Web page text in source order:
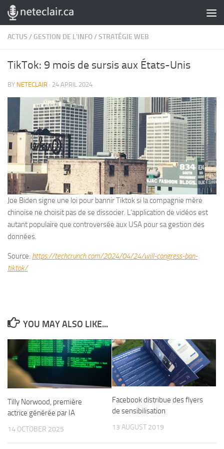
Skip to content
ACTUS / GESTION DE L'INFO/STRATÉGIE WEB
TikTok: 9 mois de sursis aux États-Unis
BY NETECLAIR · 24 APRIL 2024
Joe Biden signe une loi pour bannir Tiktok si la compagnie mère
chinoise ne choisit pas de se dissocier. L’application de vidéos est
autant populaire que controversée aux USA pour sa gestion des
données.
Source: https://techcrunch.com/2024/04/24/will-congress-ban-
tiktok/
YOU MAY ALSO LIKE...
Tilly Norwood, première
actrice générée par IA
14 OCTOBER 2025
Facebook distribue des flyers
de sensibilisation
13 AUGUST 2019